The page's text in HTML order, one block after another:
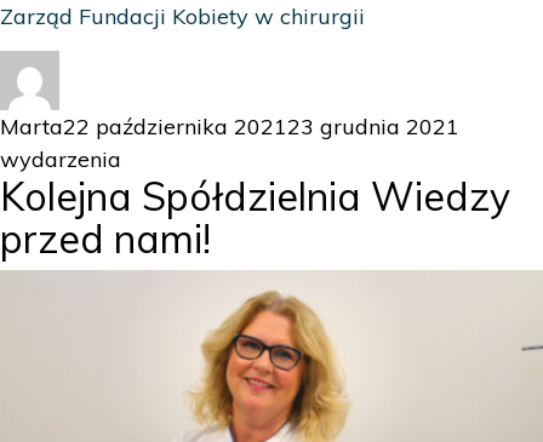
Zarząd Fundacji Kobiety w chirurgii
Autor
MartaData
publikacji
22 października 202123 grudnia 2021
wydarzenia
Kolejna Spółdzielnia Wiedzy
przed nami!